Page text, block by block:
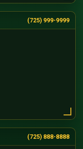
(725) 999-9999
(725) 888-8888